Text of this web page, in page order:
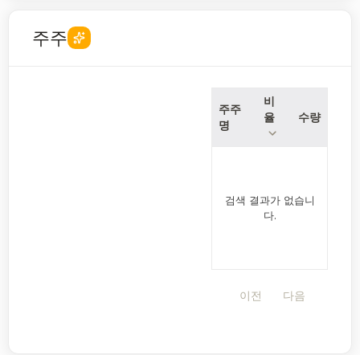
주주
주주
명
비
율
수량
검색 결과가 없습니
다.
이전 다음